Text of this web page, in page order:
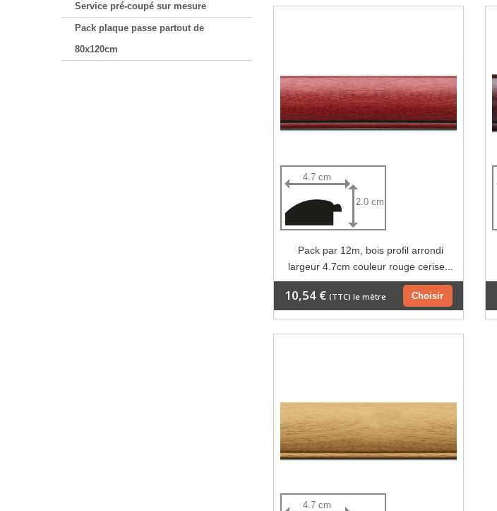
Service pré-coupé sur mesure
Pack plaque passe partout de
80x120cm
4.7 cm
2.0 cm
Pack par 12m, bois profil arrondi
largeur 4.7cm couleur rouge cerise...
Choisir
10,54 € (TTC) le mètre
4.7 cm